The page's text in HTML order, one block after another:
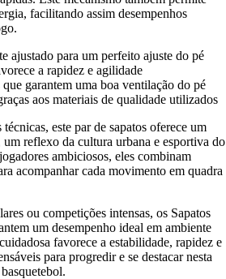
facilitando assim desempenhos
ajustado para um perfeito ajuste do pé
a rapidez e agilidade
garantem uma boa ventilação do pé
aos materiais de qualidade utilizados
este par de sapatos oferece um
reflexo da cultura urbana e esportiva do
ambiciosos, eles combinam
acompanhar cada movimento em quadra
ou competições intensas, os Sapatos
um desempenho ideal em ambiente
favorece a estabilidade, rapidez e
para progredir e se destacar nesta